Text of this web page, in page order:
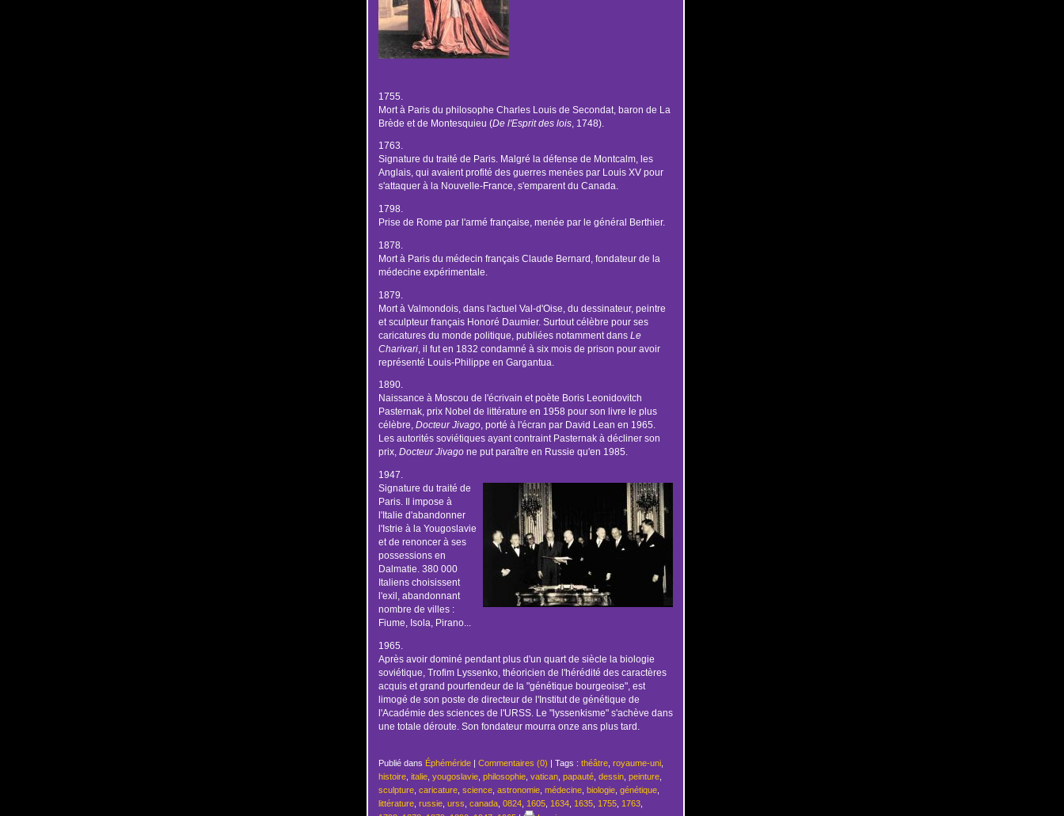
1755.
Mort à Paris du philosophe Charles Louis de Secondat, baron de La
Brède et de Montesquieu (De l'Esprit des lois, 1748).
1763.
Signature du traité de Paris. Malgré la défense de Montcalm, les
Anglais, qui avaient profité des guerres menées par Louis XV pour
s'attaquer à la Nouvelle-France, s'emparent du Canada.
1798.
Prise de Rome par l'armé française, menée par le général Berthier.
1878.
Mort à Paris du médecin français Claude Bernard, fondateur de la
médecine expérimentale.
1879.
Mort à Valmondois, dans l'actuel Val-d'Oise, du dessinateur, peintre
et sculpteur français Honoré Daumier. Surtout célèbre pour ses
caricatures du monde politique, publiées notamment dans Le
Charivari, il fut en 1832 condamné à six mois de prison pour avoir
représenté Louis-Philippe en Gargantua.
1890.
Naissance à Moscou de l'écrivain et poète Boris Leonidovitch
Pasternak, prix Nobel de littérature en 1958 pour son livre le plus
célèbre, Docteur Jivago, porté à l'écran par David Lean en 1965.
Les autorités soviétiques ayant contraint Pasternak à décliner son
prix, Docteur Jivagone put paraître en Russie qu'en 1985.
1947.
Signature du traité de
Paris. Il impose à
l'Italie d'abandonner
l'Istrie à la Yougoslavie
et de renoncer à ses
possessions en
Dalmatie. 380 000
Italiens choisissent
l'exil, abandonnant
nombre de villes :
Fiume, Isola, Pirano...
1965.
Après avoir dominé pendant plus d'un quart de siècle la biologie
soviétique, Trofim Lyssenko, théoricien de l'hérédité des caractères
acquis et grand pourfendeur de la "génétique bourgeoise", est
limogé de son poste de directeur de l'Institut de génétique de
l'Académie des sciences de l'URSS. Le "lyssenkisme" s'achève dans
une totale déroute. Son fondateur mourra onze ans plus tard.
Publié dans Éphéméride| Commentaires (0) | Tags : théâtre, royaume-uni,
histoire, italie, yougoslavie, philosophie, vatican, papauté, dessin, peinture,
sculpture, caricature, science, astronomie, médecine, biologie, génétique,
littérature, russie, urss canada, 0824, 1605, 1634, 1635, 1755, 1763,